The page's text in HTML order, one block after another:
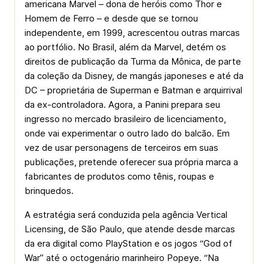
americana Marvel – dona de heróis como Thor e
Homem de Ferro – e desde que se tornou
independente, em 1999, acrescentou outras marcas
ao portfólio. No Brasil, além da Marvel, detém os
direitos de publicação da Turma da Mônica, de parte
da coleção da Disney, de mangás japoneses e até da
DC – proprietária de Superman e Batman e arquirrival
da ex-controladora. Agora, a Panini prepara seu
ingresso no mercado brasileiro de licenciamento,
onde vai experimentar o outro lado do balcão. Em
vez de usar personagens de terceiros em suas
publicações, pretende oferecer sua própria marca a
fabricantes de produtos como tênis, roupas e
brinquedos.
A estratégia será conduzida pela agência Vertical
Licensing, de São Paulo, que atende desde marcas
da era digital como PlayStation e os jogos “God of
War” até o octogenário marinheiro Popeye. “Na